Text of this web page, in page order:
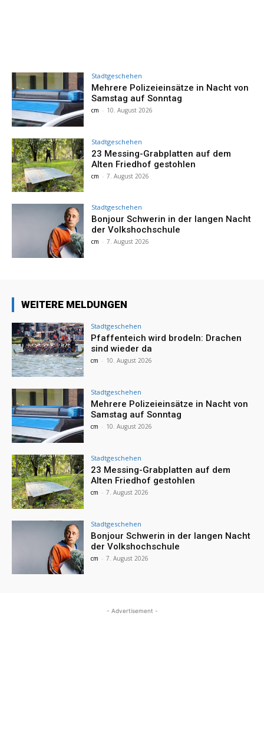
Stadtgeschehen
Mehrere Polizeieinsätze in Nacht von
Samstag auf Sonntag
cm - 10. August 2026
Stadtgeschehen
23 Messing-Grabplatten auf dem
Alten Friedhof gestohlen
cm - 7. August 2026
Stadtgeschehen
Bonjour Schwerin in der langen Nacht
der Volkshochschule
cm - 7. August 2026
WEITERE MELDUNGEN
Stadtgeschehen
Pfaffenteich wird brodeln: Drachen
sind wieder da
cm - 10. August 2026
Stadtgeschehen
Mehrere Polizeieinsätze in Nacht von
Samstag auf Sonntag
cm - 10. August 2026
Stadtgeschehen
23 Messing-Grabplatten auf dem
Alten Friedhof gestohlen
cm - 7. August 2026
Stadtgeschehen
Bonjour Schwerin in der langen Nacht
der Volkshochschule
cm - 7. August 2026
- Advertisement -